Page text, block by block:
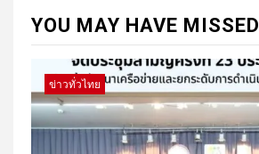
YOU MAY HAVE MISSED
ข่าวทั่วไทย